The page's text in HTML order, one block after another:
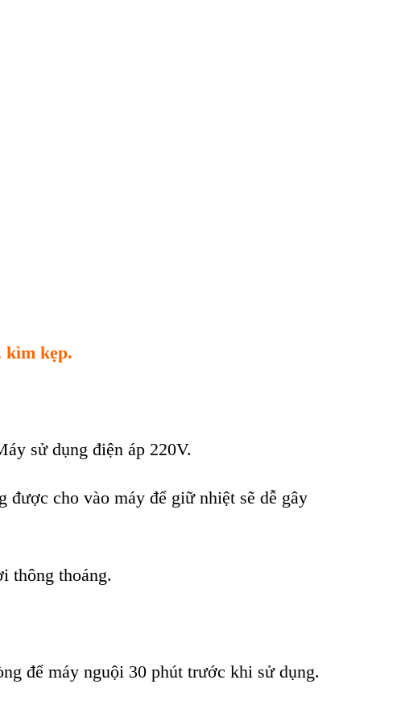
kìm kẹp.
áy sử dụng điện áp 220V.
được cho vào máy để giữ nhiệt sẽ dễ gây
thông thoáng.
để máy nguội 30 phút trước khi sử dụng.